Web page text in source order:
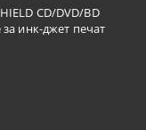
CD/DVD/BD
за инк-джет печат